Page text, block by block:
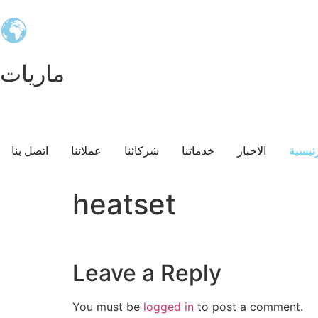
ماريات
اتصل بنا عملائنا شركائنا خدماتنا الاخبار
heatset
Leave a Reply
You must be logged in to post a comment.